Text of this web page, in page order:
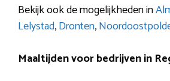
Bekijk ook de mogelijkheden in
Lelystad,Dronten,
Maaltijden voor bedrijven in